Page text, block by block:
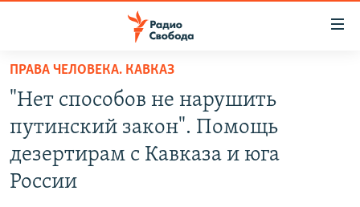
упрощенного
доступа
основному
содержанию
ПРОГРАММЫ
АВТОРСКИЕ ПРОЕКТЫ
ЦИТАТЫ СВОБОДЫ
ПРАВА ЧЕЛОВЕКА. КАВКАЗ
"Нет способов не нарушить
путинский закон". Помощь
дезертирам с Кавказа и юга
России